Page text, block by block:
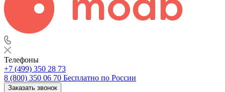
Телефоны
+7 (499) 350 28 73
8 (800) 350 06 70 Бесплатно по России
Заказать звонок